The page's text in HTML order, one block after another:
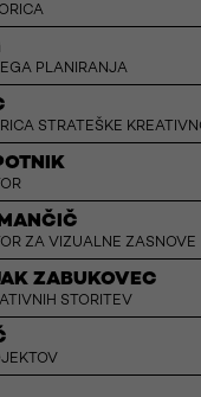
PLANIRANJA
STRATEŠKE
ZA VIZUALNE ZASNOVE
ZABUKOVEC
STORITEV